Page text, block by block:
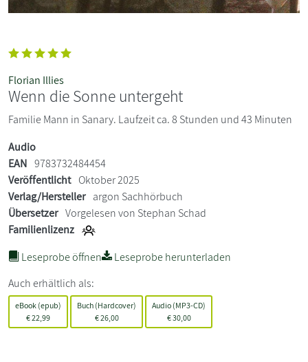
Florian Illies
Wenn die Sonne untergeht
Familie Mann in Sanary. Laufzeit ca. 8 Stunden und 43 Minuten
Audio
EAN 9783732484454
Veröffentlicht Oktober 2025
Verlag/Hersteller argon Sachhörbuch
Übersetzer Vorgelesen von Stephan Schad
Familienlizenz
Leseprobe öffnen
Leseprobe herunterladen
Auch erhältlich als:
eBook (epub)
€22,99
Buch (Hardcover)
€26,00
Audio (MP3-CD)
€30,00